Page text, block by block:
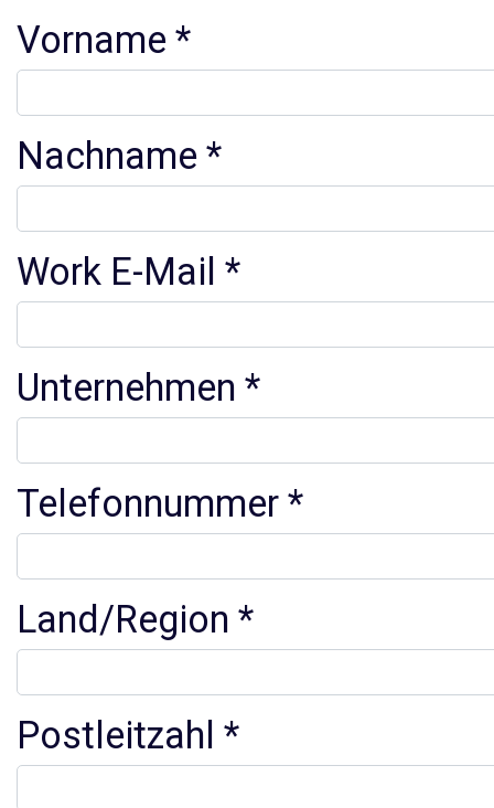
Vorname
Nachname
Work E-Mail
Unternehmen
Telefonnummer
Land/Region
Postleitzahl